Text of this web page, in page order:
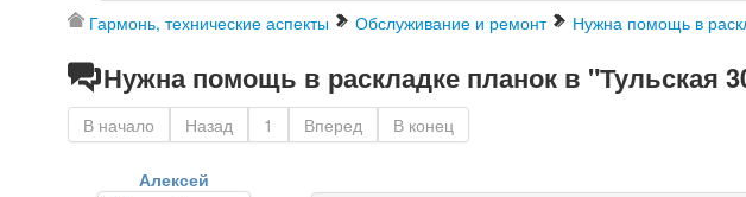
Гармонь, технические аспекты Обслуживание и ремонт Нужна помощь в
Нужна помощь в раскладке планок в "Тульская
В начало Назад 1 Вперед В конец
Алексей